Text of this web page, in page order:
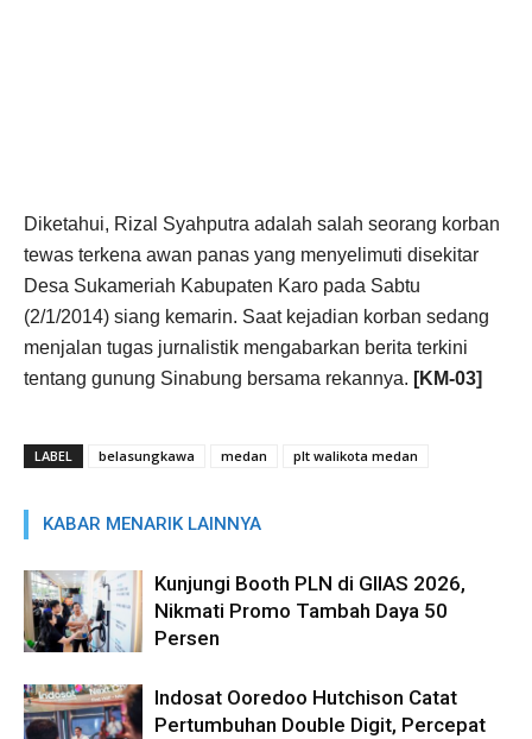
Diketahui, Rizal Syahputra adalah salah seorang korban
tewas terkena awan panas yang menyelimuti disekitar
Desa Sukameriah Kabupaten Karo pada Sabtu
(2/1/2014) siang kemarin. Saat kejadian korban sedang
menjalan tugas jurnalistik mengabarkan berita terkini
tentang gunung Sinabung bersama rekannya. [KM-03]
LABEL belasungkawa medan plt walikota medan
KABAR MENARIK LAINNYA
Kunjungi Booth PLN di GIIAS 2026,
Nikmati Promo Tambah Daya 50
Persen
Indosat Ooredoo Hutchison Catat
Pertumbuhan Double Digit, Percepat